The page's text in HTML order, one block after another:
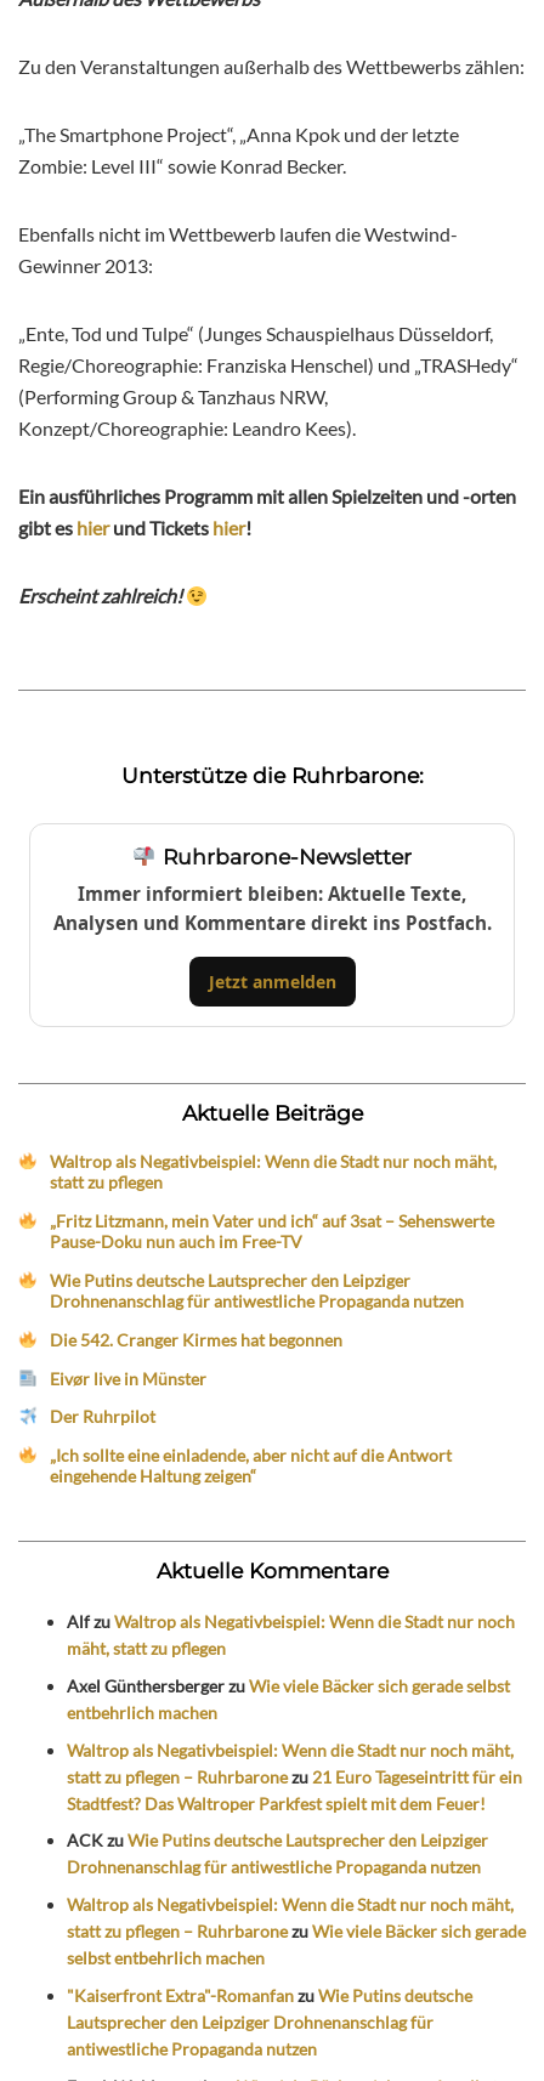
Zu den Veranstaltungen außerhalb des Wettbewerbs zählen:
„The Smartphone Project“, „Anna Kpok und der letzte
Zombie: Level III“ sowie Konrad Becker.
Ebenfalls nicht im Wettbewerb laufen die Westwind-
Gewinner 2013:
„Ente, Tod und Tulpe“ (Junges Schauspielhaus Düsseldorf,
Regie/Choreographie: Franziska Henschel) und „TRASHedy“
(Performing Group & Tanzhaus NRW,
Konzept/Choreographie: Leandro Kees).
Ein ausführliches Programm mit allen Spielzeiten und -orten
gibt es hierund Tickets hier!
Erscheint zahlreich!
Unterstütze die Ruhrbarone:
Ruhrbarone-Newsletter
Immer informiert bleiben: Aktuelle Texte,
Analysen und Kommentare direkt ins Postfach.
Jetzt anmelden
Aktuelle Beiträge
Waltrop als Negativbeispiel: Wenn die Stadt nur noch mäht,
statt zu pflegen
„Fritz Litzmann, mein Vater und ich“ auf 3sat – Sehenswerte
Pause-Doku nun auch im Free-TV
Wie Putins deutsche Lautsprecher den Leipziger
Drohnenanschlag für antiwestliche Propaganda nutzen
Die 542. Cranger Kirmes hat begonnen
Eivør live in Münster
Der Ruhrpilot
„Ich sollte eine einladende, aber nicht auf die Antwort
eingehende Haltung zeigen“
Aktuelle Kommentare
AlfzuWaltrop als Negativbeispiel: Wenn die Stadt nur noch
mäht, statt zu pflegen
Axel GünthersbergerzuWie viele Bäcker sich gerade selbst
entbehrlich machen
Waltrop als Negativbeispiel: Wenn die Stadt nur noch mäht,
statt zu pflegen – Ruhrbaronezu 21 Euro Tageseintritt für ein
Stadtfest? Das Waltroper Parkfest spielt mit dem Feuer!
ACKzuWie Putins deutsche Lautsprecher den Leipziger
Drohnenanschlag für antiwestliche Propaganda nutzen
Waltrop als Negativbeispiel: Wenn die Stadt nur noch mäht,
statt zu pflegen – RuhrbaronezuWie viele Bäcker sich gerade
selbst entbehrlich machen
"Kaiserfront Extra"-RomanfanzuWie Putins deutsche
Lautsprecher den Leipziger Drohnenanschlag für
antiwestliche Propaganda nutzen